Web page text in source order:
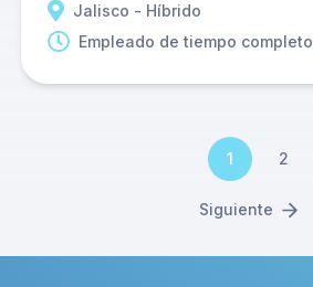
Jalisco - Híbrido
Empleado de tiempo completo
1 2
Siguiente